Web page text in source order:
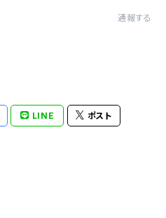
通報する
LINE ポスト